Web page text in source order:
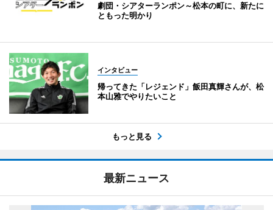
劇団・シアターランポン～松本の町に、新たに
ともった明かり
インタビュー
帰ってきた「レジェンド」飯田真輝さんが、松
本山雅でやりたいこと
もっと見る
最新ニュース